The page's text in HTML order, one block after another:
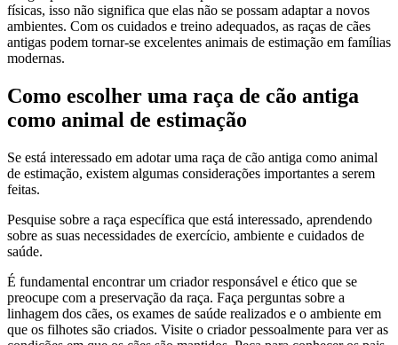
físicas, isso não significa que elas não se possam adaptar a novos
ambientes. Com os cuidados e treino adequados, as raças de cães
antigas podem tornar-se excelentes animais de estimação em famílias
modernas.
Como escolher uma raça de cão antiga
como animal de estimação
Se está interessado em adotar uma raça de cão antiga como animal
de estimação, existem algumas considerações importantes a serem
feitas.
Pesquise sobre a raça específica que está interessado, aprendendo
sobre as suas necessidades de exercício, ambiente e cuidados de
saúde.
É fundamental encontrar um criador responsável e ético que se
preocupe com a preservação da raça. Faça perguntas sobre a
linhagem dos cães, os exames de saúde realizados e o ambiente em
que os filhotes são criados. Visite o criador pessoalmente para ver as